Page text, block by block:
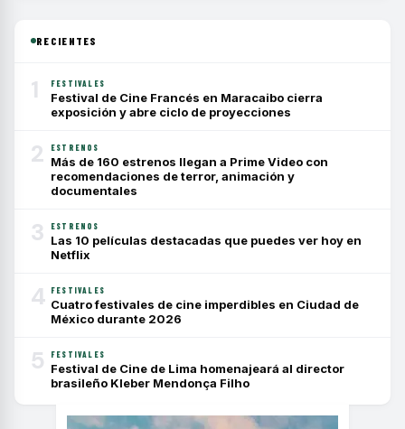
RECIENTES
1 FESTIVALES
Festival de Cine Francés en Maracaibo cierra
exposición y abre ciclo de proyecciones
2 ESTRENOS
Más de 160 estrenos llegan a Prime Video con
recomendaciones de terror, animación y
documentales
3 ESTRENOS
Las 10 películas destacadas que puedes ver hoy en
Netflix
4 FESTIVALES
Cuatro festivales de cine imperdibles en Ciudad de
México durante 2026
5 FESTIVALES
Festival de Cine de Lima homenajeará al director
brasileño Kleber Mendonça Filho